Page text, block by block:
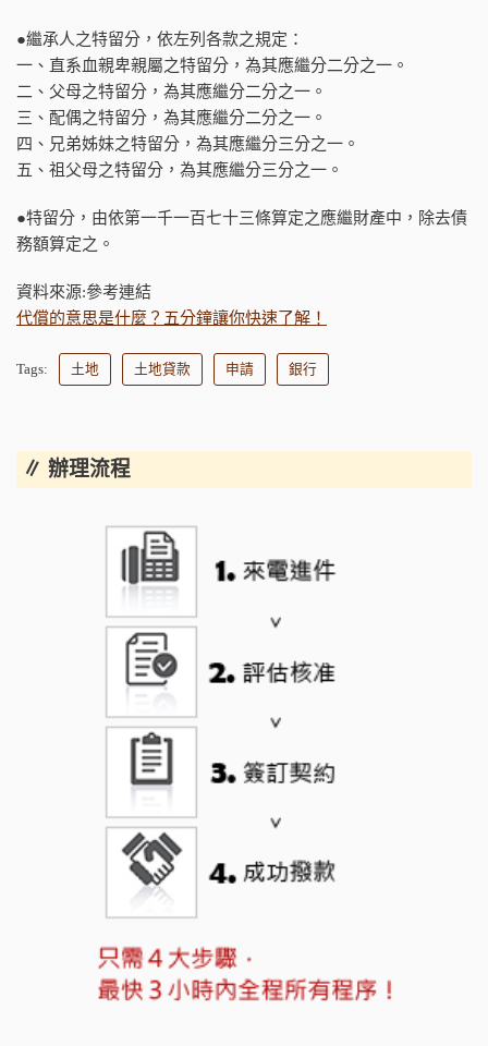
●繼承人之特留分，依左列各款之規定：
一、直系血親卑親屬之特留分，為其應繼分二分之一。
二、父母之特留分，為其應繼分二分之一。
三、配偶之特留分，為其應繼分二分之一。
四、兄弟姊妹之特留分，為其應繼分三分之一。
五、祖父母之特留分，為其應繼分三分之一。
●特留分，由依第一千一百七十三條算定之應繼財產中，除去債
務額算定之。
資料來源:參考連結
代償的意思是什麼？五分鐘讓你快速了解！
Tags: 土地 土地貸款 申請 銀行
∥ 辦理流程